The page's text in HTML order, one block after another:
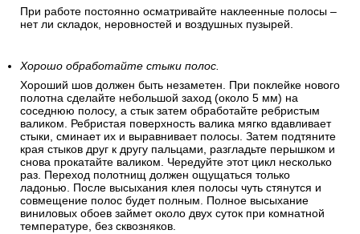
При работе постоянно осматривайте наклеенные полосы –
нет ли складок, неровностей и воздушных пузырей.
Хорошо обработайте стыки полос.
Хороший шов должен быть незаметен. При поклейке нового
полотна сделайте небольшой заход (около 5 мм) на
соседнюю полосу, а стык затем обработайте ребристым
валиком. Ребристая поверхность валика мягко вдавливает
стыки, сминает их и выравнивает полосы. Затем подтяните
края стыков друг к другу пальцами, разгладьте перышком и
снова прокатайте валиком. Чередуйте этот цикл несколько
раз. Переход полотнищ должен ощущаться только
ладонью. После высыхания клея полосы чуть стянутся и
совмещение полос будет полным. Полное высыхание
виниловых обоев займет около двух суток при комнатной
температуре, без сквозняков.